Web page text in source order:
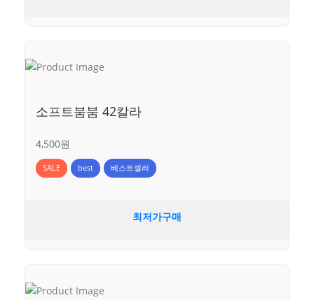
소프트붐붐 42칼라
4,500원
SALE best 베스트셀러
최저가구매